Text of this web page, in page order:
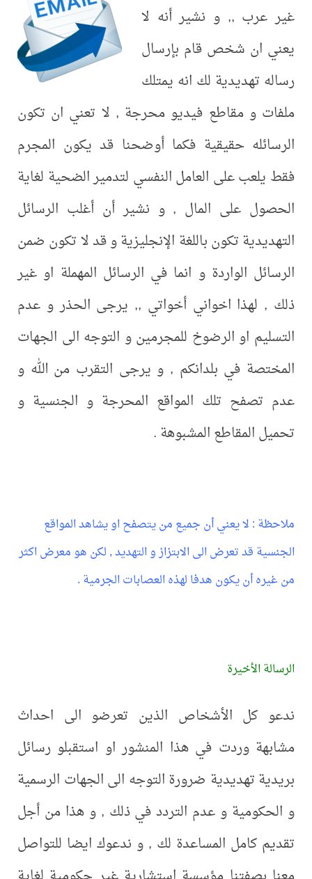
غير عرب ,, و نشير أنه لا
يعني ان شخص قام بإرسال
رساله تهديدية لك انه يمتلك
ملفات و مقاطع فيديو محرجة , لا تعني ان تكون
الرسائله حقيقية فكما أوضحنا قد يكون المجرم
فقط يلعب على العامل النفسي لتدمير الضحية لغاية
الحصول على المال , و نشير أن أغلب الرسائل
التهديدية تكون باللغة الإنجليزية و قد لا تكون ضمن
الرسائل الواردة و انما في الرسائل المهملة او غير
ذلك , لهذا اخواني أخواتي ,, يرجى الحذر و عدم
التسليم او الرضوخ للمجرمين و التوجه الى الجهات
المختصة في بلدانكم , و يرجى التقرب من الله و
عدم تصفح تلك المواقع المحرجة و الجنسية و
تحميل المقاطع المشبوهة .
ملاحظة : لا يعني أن جميع من يتصفح او يشاهد المواقع
الجنسية قد تعرض الى الابتزاز و التهديد , لكن هو معرض اكثر
من غيره أن يكون هدفا لهذه العصابات الجرمية .
الرسالة الأخيرة
ندعو كل الأشخاص الذين تعرضو الى احداث
مشابهة وردت في هذا المنشور او استقبلو رسائل
بريدية تهديدية ضرورة التوجه الى الجهات الرسمية
و الحكومية و عدم التردد في ذلك , و هذا من أجل
تقديم كامل المساعدة لك , و ندعوك ايضا للتواصل